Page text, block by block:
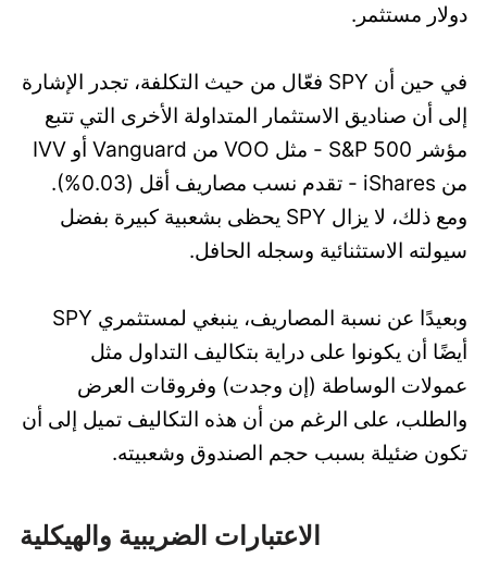
دولار مستثمر.
في حين أن SPY فعّال من حيث التكلفة، تجدر الإشارة
إلى أن صناديق الاستثمار المتداولة الأخرى التي تتبع
مؤشر S&P 500 - مثل VOO من Vanguard أو IVV
من iShares - تقدم نسب مصاريف أقل (0.03%).
ومع ذلك، لا يزال SPY يحظى بشعبية كبيرة بفضل
سيولته الاستثنائية وسجله الحافل.
وبعيدًا عن نسبة المصاريف، ينبغي لمستثمري SPY
أيضًا أن يكونوا على دراية بتكاليف التداول مثل
عمولات الوساطة (إن وجدت) وفروقات العرض
والطلب، على الرغم من أن هذه التكاليف تميل إلى أن
تكون ضئيلة بسبب حجم الصندوق وشعبيته.
الاعتبارات الضريبية والهيكلية